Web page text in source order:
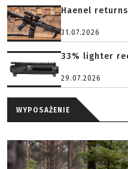
Haenel
31.07.2026
33% lighter
29.07.2026
WYPOSAŻENIE